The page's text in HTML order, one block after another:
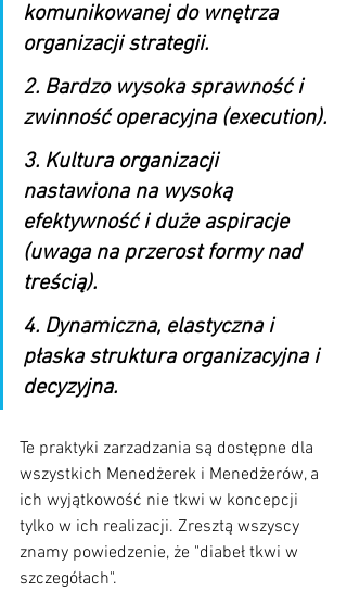
komunikowanej do wnętrza
organizacji strategii.
2. Bardzo wysoka sprawność i
zwinność operacyjna (execution).
3. Kultura organizacji
nastawiona na wysoką
efektywność i duże aspiracje
(uwaga na przerost formy nad
treścią).
4. Dynamiczna, elastyczna i
płaska struktura organizacyjna i
decyzyjna.
Te praktyki zarzadzania są dostępne dla
wszystkich Menedżerek i Menedżerów, a
ich wyjątkowość nie tkwi w koncepcji
tylko w ich realizacji. Zresztą wszyscy
znamy powiedzenie, że "diabeł tkwi w
szczegółach".